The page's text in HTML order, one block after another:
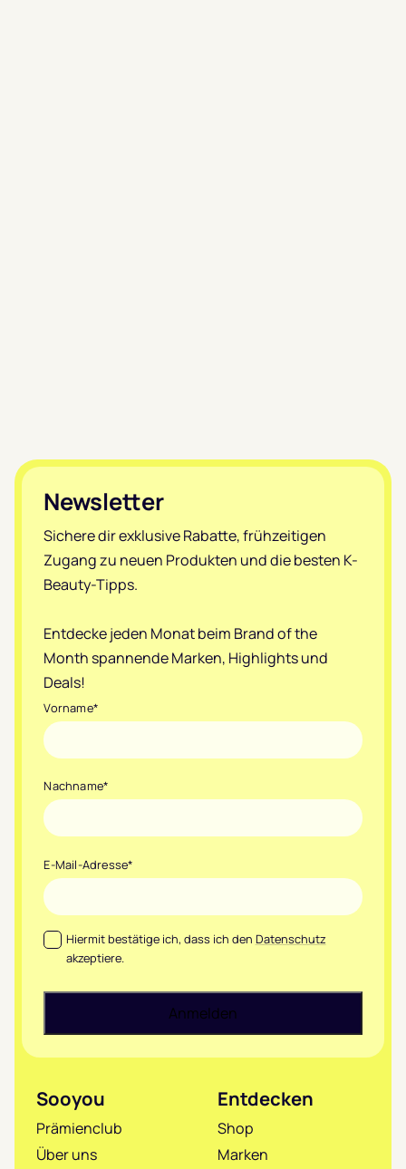
Footer
Newsletter
Sichere dir exklusive Rabatte, frühzeitigen
Zugang zu neuen Produkten und die besten K-
Beauty-Tipps.
Entdecke jeden Monat beim Brand of the
Month spannende Marken, Highlights und
Deals!
Vorname*
Nachname*
E-Mail-Adresse*
Datenschutz*
Hiermit bestätige ich, dass ich den Datenschutz
akzeptiere.
Sooyou
Prämienclub
Über uns
Entdecken
Shop
Marken